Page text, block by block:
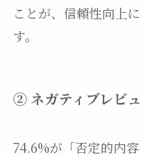
ことが、信頼性向上
す。
② ネガティブレビ
74.6%が「否定的内